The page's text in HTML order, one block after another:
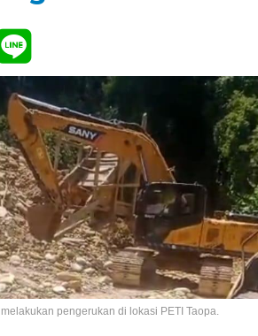
pengerukan di lokasi PETI Taopa.